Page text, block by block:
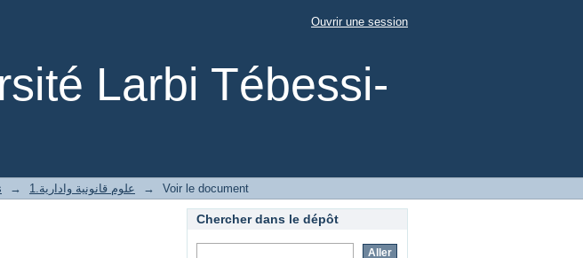
Larbi Tébessi-
Ouvrir une session
→ 1.علوم قانونية وادارية → Voir le document
Chercher dans le dépôt